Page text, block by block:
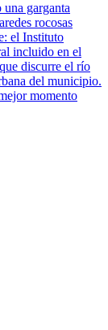
garganta
rocosas
el Instituto
incluido en el
discurre el río
del municipio.
momento